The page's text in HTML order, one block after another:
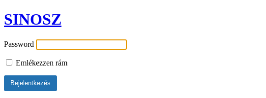
SINOSZ
Password
Emlékezzen rám